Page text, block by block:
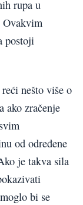
rupa u
Ovakvim
postoji
nešto više o
ako zračenje
od određene
je takva sila
bi se